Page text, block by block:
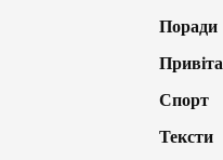
Поради
Спорт
Тексти